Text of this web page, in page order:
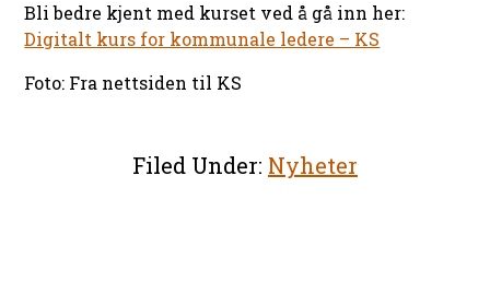
Bli bedre kjent med kurset ved å gå inn her:
Digitalt kurs for kommunale ledere – KS
Foto: Fra nettsiden til KS
Filed Under: Nyheter